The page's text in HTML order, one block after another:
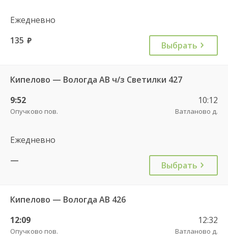
Ежедневно
135 руб. Выбрать
Кипелово — Вологда АВ ч/з Светилки 427
9:52
Опучково пов.
10:12
Ватланово д.
Ежедневно
—
Выбрать
Кипелово — Вологда АВ 426
12:09
Опучково пов.
12:32
Ватланово д.